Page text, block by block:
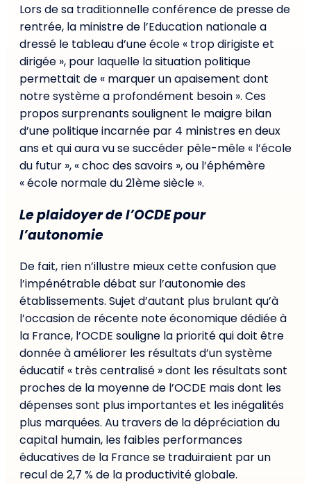
Lors de sa traditionnelle conférence de presse de
rentrée, la ministre de l’Education nationale a
dressé le tableau d’une école « trop dirigiste et
dirigée », pour laquelle la situation politique
permettait de « marquer un apaisement dont
notre système a profondément besoin ». Ces
propos surprenants soulignent le maigre bilan
d’une politique incarnée par 4 ministres en deux
ans et qui aura vu se succéder pêle-mêle « l’école
du futur », « choc des savoirs », ou l’éphémère
« école normale du 21ème siècle ».
Le plaidoyer de l’OCDE pour
l’autonomie
De fait, rien n’illustre mieux cette confusion que
l’impénétrable débat sur l’autonomie des
établissements. Sujet d’autant plus brulant qu’à
l’occasion de récente note économique dédiée à
la France, l’OCDE souligne la priorité qui doit être
donnée à améliorer les résultats d’un système
éducatif « très centralisé » dont les résultats sont
proches de la moyenne de l’OCDE mais dont les
dépenses sont plus importantes et les inégalités
plus marquées. Au travers de la dépréciation du
capital humain, les faibles performances
éducatives de la France se traduiraient par un
recul de 2,7 % de la productivité globale.